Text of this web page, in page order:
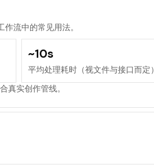
流中的常见用法。
~10s
平均处理耗时（视文件与接口而定）
真实创作管线。